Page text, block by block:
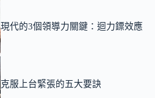
現代的3個領導力關鍵：迴力鏢效應
克服上台緊張的五大要訣